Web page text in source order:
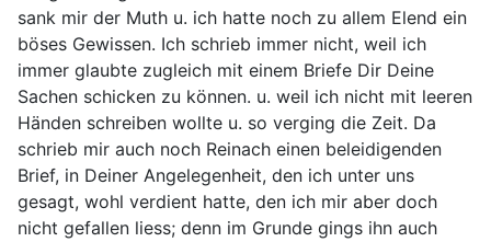
sank mir der Muth u. ich hatte noch zu allem Elend ein
böses Gewissen. Ich schrieb immer nicht, weil ich
immer glaubte zugleich mit einem Briefe Dir Deine
Sachen schicken zu können. u. weil ich nicht mit leeren
Händen schreiben wollte u. so verging die Zeit. Da
schrieb mir auch noch Reinach einen beleidigenden
Brief, in Deiner Angelegenheit, den ich unter uns
gesagt, wohl verdient hatte, den ich mir aber doch
nicht gefallen liess; denn im Grunde gings ihn auch